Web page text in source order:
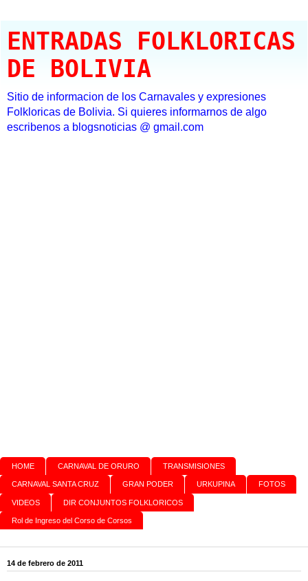
ENTRADAS FOLKLORICAS
DE BOLIVIA
Sitio de informacion de los Carnavales y expresiones
Folkloricas de Bolivia. Si quieres informarnos de algo
escribenos a blogsnoticias @ gmail.com
HOME CARNAVAL DE ORURO TRANSMISIONES
CARNAVAL SANTA CRUZ GRAN PODER URKUPINA FOTOS
VIDEOS DIR CONJUNTOS FOLKLORICOS
Rol de Ingreso del Corso de Corsos
14 de febrero de 2011